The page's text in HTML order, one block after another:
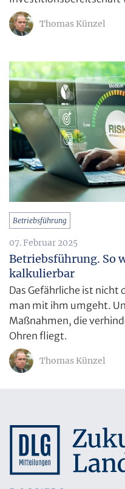
Thomas Künzel
Betriebsführung
07. Februar 2025
Betriebsführung. So
kalkulierbar
Das Gefährliche ist nicht
man mit ihm umgeht.
Maßnahmen, die
Ohren fliegt.
Thomas Künzel